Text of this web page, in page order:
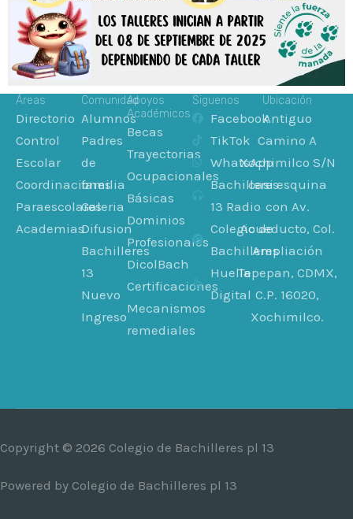
Áreas
Directorio
Control
Escolar
Coordinaciones
Paraescolares
Academias
Comunidad
Alumnos
Padres
de
familia
Galeria
Difusion
Bachilleres
13
Nuevo
Ingreso
Apoyos
Académicos
Becas
Trayectorias
Ocupacionales
Básicas
Dominios
Profesionales
DicolBach
Certificaciones
Mecanismos
remediales
Siguenos
Facebook
TikTok
WhatsApp
Bachilleres
13 Radio
Colegio de
Bachilleres
Huella
Digital
Ubicación
Antiguo
Camino A
Xochimilco S/N
casi esquina
con Av.
Acueducto, Col.
Ampliación
Tepepan, CDMX,
C.P. 16020,
Xochimilco.
Copyright © 2026 Colegio de Bachilleres pl 13
Powered by Colegio de Bachilleres pl 13